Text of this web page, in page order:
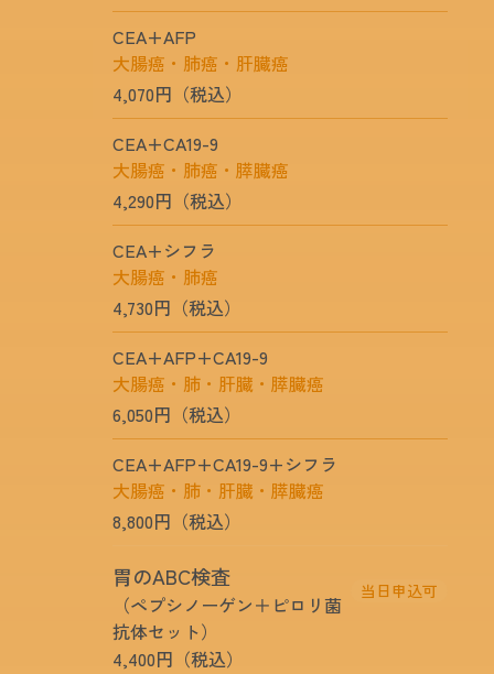
LOX-indexの判定結果や受診申込みのご相談
については、下記専用ダイヤルまでお願いい
たします。
※検査に時間を要する為、結果のお届けが通
常より遅れる場合がございます。
CEA+AFP
大腸癌・肺癌・肝臓癌
4,070円（税込）
CEA+CA19-9
大腸癌・肺癌・膵臓癌
4,290円（税込）
CEA+シフラ
大腸癌・肺癌
4,730円（税込）
CEA+AFP+CA19-9
大腸癌・肺・肝臓・膵臓癌
6,050円（税込）
CEA+AFP+CA19-9+シフラ
大腸癌・肺・肝臓・膵臓癌
8,800円（税込）
胃のABC検査
（ペプシノーゲン＋ピロリ菌
抗体セット）
当日申込可
4,400円（税込）